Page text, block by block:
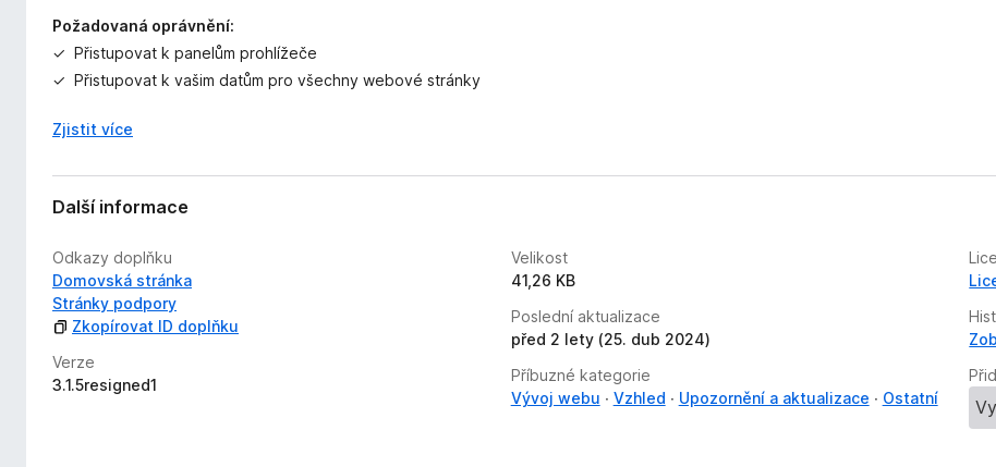
Požadovaná oprávnění:
Přistupovat k panelům prohlížeče
Přistupovat k vašim datům pro všechny webové stránky
Zjistit více
Další informace
Odkazy doplňku
Domovská stránka
Stránky podpory
Zkopírovat ID doplňku
Verze
3.1.5resigned1
Velikost
41,26 KB
Poslední aktualizace
před 2 lety (25. dub 2024)
Příbuzné kategorie
Vývoj webu
Vzhled Upozornění a aktualizace Ostatní